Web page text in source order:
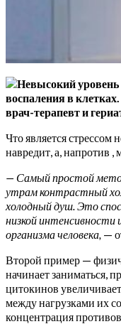
Невысокий уровень
воспаления в
врач-терапевт и
Чтоявляется
навредит, а, напротив ,
— Самый простой
утрам контрастный
холодный душ. Это
низкой
организма человека, —
Второй пример —
начинает заниматься,
цитокинов
между нагрузками их
концентрация